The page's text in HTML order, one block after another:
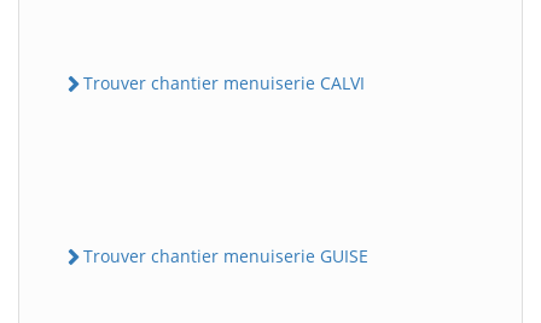
Trouver chantier menuiserie CALVI
Trouver chantier menuiserie GUISE